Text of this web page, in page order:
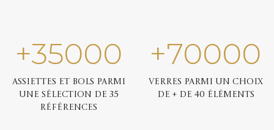
+35000
Assiettes et bols parmi
une sélection de 35
références
+70000
Verres parmi un choix
de + de 40 éléments